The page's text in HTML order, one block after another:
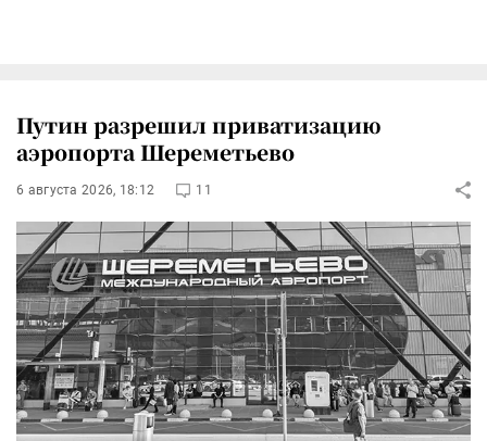
Путин разрешил приватизацию
аэропорта Шереметьево
6 августа 2026, 18:12 11